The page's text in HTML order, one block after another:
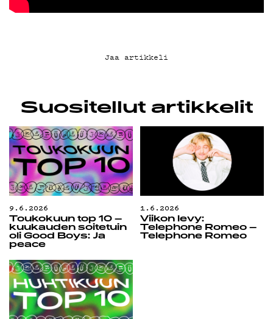
KIRJAUDU SISÄÄN
Jaa artikkeli
Suositellut artikkelit
9.6.2026
Toukokuun top 10 –
kuukauden soitetuin
oli Good Boys: Ja
peace
1.6.2026
Viikon levy:
Telephone Romeo –
Telephone Romeo